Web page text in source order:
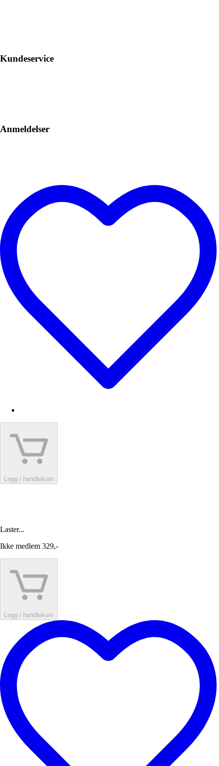
Kundeservice
Anmeldelser
Legg i handlekurv
Laster...
Ikke medlem 329,-
Legg i handlekurv